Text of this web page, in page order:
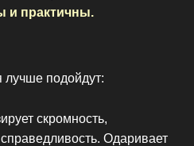
и практичны.
лучше подойдут:
скромность,
Одаривает